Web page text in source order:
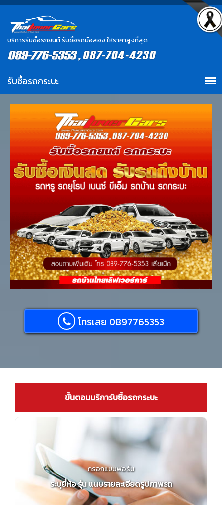
บริการรับซื้อรถยนต์ รับซื้อรถมือสอง ให้ราคาสูงที่สุด
โทรเลย 0897765353
ขั้นตอนบริการับซื้อรถกระบะ
กรอกแบบฟอร์ม
ระบุยี่ห้อ รุ่น แนบรายละเอียดรูปภาพรถ